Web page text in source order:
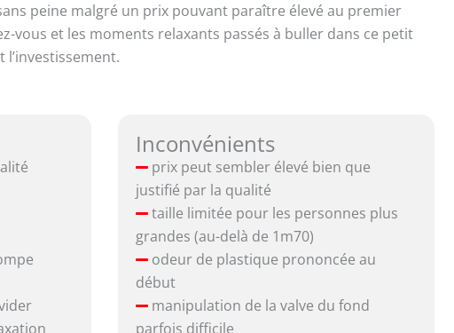
peine malgré un prix pouvant paraître élevé au premier
vous et les moments relaxants passés à buller dans ce petit
Inconvénients
prix peut sembler élevé bien que
justifié par la qualité
taille limitée pour les personnes plus
grandes (au-delà de 1m70)
odeur de plastique prononcée au
début
manipulation de la valve du fond
parfois difficile